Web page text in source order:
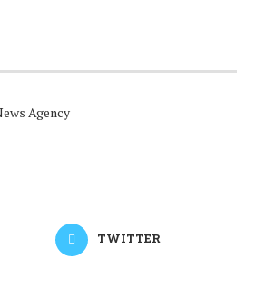
Agency
TWITTER